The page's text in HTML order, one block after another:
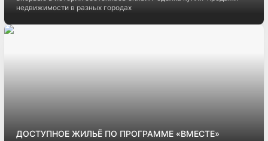
недвижимости в разных городах
ДОСТУПНОЕ ЖИЛЬЁ ПО ПРОГРАММЕ «ВМЕСТЕ»